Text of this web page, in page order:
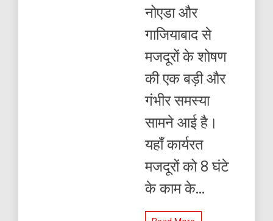
नोएडा और
गाजियाबाद से
मजदूरों के शोषण
की एक बड़ी और
गंभीर समस्या
सामने आई है।
यहाँ कार्यरत
मजदूरों को 8 घंटे
के काम के...